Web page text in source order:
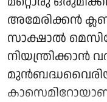
അമേരിക്കൻ
സാക്ഷാൽ‍
നിയന്ത്രിക്കാൻ